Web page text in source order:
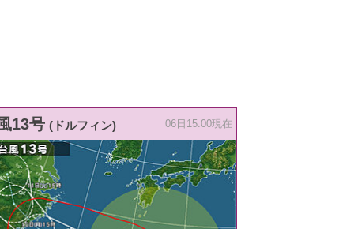
13号 (ドルフィン) 06日15:00現在